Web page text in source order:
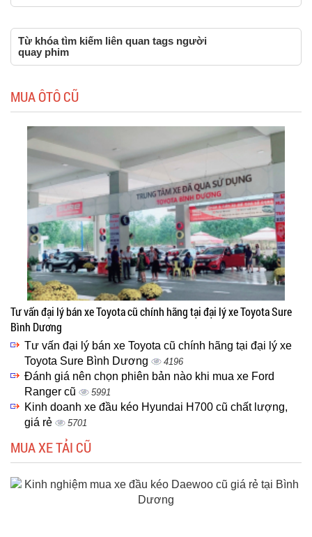
Từ khóa tìm kiếm liên quan tags người
quay phim
MUA ÔTÔ CŨ
Tư vấn đại lý bán xe Toyota cũ chính hãng tại đại lý xe Toyota Sure
Bình Dương
Tư vấn đại lý bán xe Toyota cũ chính hãng tại đại lý xe
Toyota Sure Bình Dương
4196
Đánh giá nên chọn phiên bản nào khi mua xe Ford
Ranger cũ
5991
Kinh doanh xe đầu kéo Hyundai H700 cũ chất lượng,
giá rẻ
5701
MUA XE TẢI CŨ